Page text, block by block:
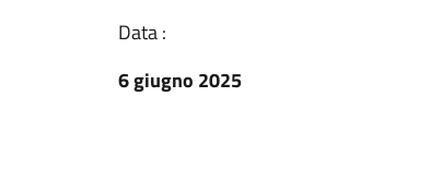
Data :
6 giugno 2025